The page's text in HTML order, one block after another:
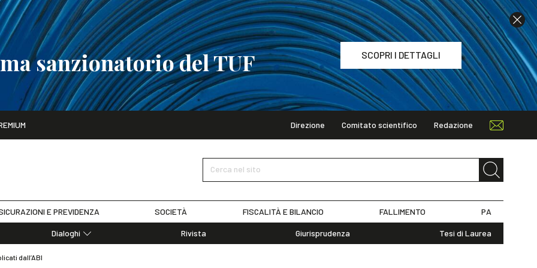
sanzionatorio del TUF SCOPRI I DETTAGLI
Direzione Comitato scientifico Redazione
Cerca nel sito
E PREVIDENZA SOCIETÀ FISCALITÀ E BILANCIO FALLIMENTO PA
Dialoghi
Rivista Giurisprudenza Tesi di Laurea
dall’ABI